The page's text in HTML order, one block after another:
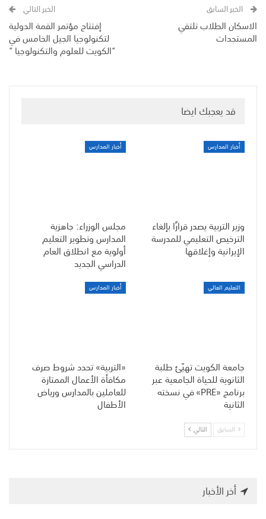
الخبر السابق
الاسكان الطلاب تلتقي
المستجدات
الخبر التالي
إفتتاح مؤتمر القمة الدولية
لتكنولوجيا الجيل الخامس في
“الكويت للعلوم والتكنولوجيا “
قد يعجبك ايضا
أخبار المدارس
وزير التربية يصدر قرارًا بإلغاء
الترخيص التعليمي للمدرسة
الإيرانية وإغلاقها
أخبار المدارس
مجلس الوزراء: جاهزية
المدارس وتطوير التعليم
أولوية مع انطلاق العام
الدراسي الجديد
التعليم العالي
جامعة الكويت تهيّئ طلبة
الثانوية للحياة الجامعية عبر
برنامج «PRE» في نسخته
الثانية
أخبار المدارس
«التربية» تحدد شروط صرف
مكافأة الأعمال الممتازة
للعاملين بالمدارس ورياض
الأطفال
السابق التالي
أخر الأخبار